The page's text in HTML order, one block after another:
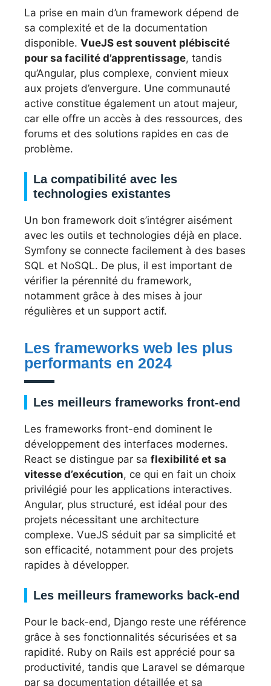
La prise en main d’un framework dépend de
sa complexité et de la documentation
disponible. VueJS est souvent plébiscité
pour sa facilité d’apprentissage, tandis
qu’Angular, plus complexe, convient mieux
aux projets d’envergure. Une communauté
active constitue également un atout majeur,
car elle offre un accès à des ressources, des
forums et des solutions rapides en cas de
problème.
La compatibilité avec les
technologies existantes
Un bon framework doit s’intégrer aisément
avec les outils et technologies déjà en place.
Symfony se connecte facilement à des bases
SQL et NoSQL. De plus, il est important de
vérifier la pérennité du framework,
notamment grâce à des mises à jour
régulières et un support actif.
Les frameworks web les plus
performants en 2024
Les meilleurs frameworks front-end
Les frameworks front-end dominent le
développement des interfaces modernes.
React se distingue par sa flexibilité et sa
vitesse d’exécution, ce qui en fait un choix
privilégié pour les applications interactives.
Angular, plus structuré, est idéal pour des
projets nécessitant une architecture
complexe. VueJS séduit par sa simplicité et
son efficacité, notamment pour des projets
rapides à développer.
Les meilleurs frameworks back-end
Pour le back-end, Django reste une référence
grâce à ses fonctionnalités sécurisées et sa
rapidité. Ruby on Rails est apprécié pour sa
productivité, tandis que Laravel se démarque
par sa documentation détaillée et sa